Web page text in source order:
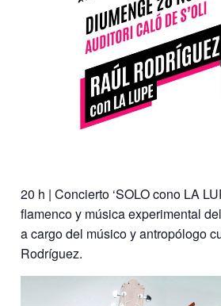
20 h | Concierto ‘SOLO cono LA
flamenco y música experimental
a cargo del músico y antropólogo
Rodríguez.